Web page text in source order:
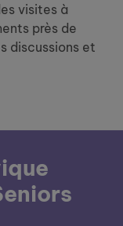
visites à
près de
discussions et